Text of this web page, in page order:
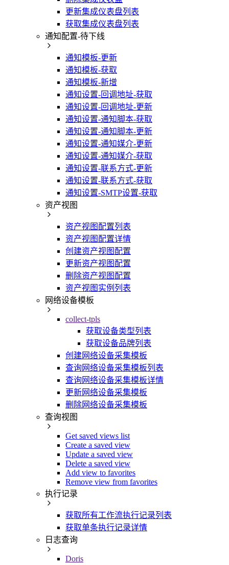
更新集成仪表盘列表
获取集成仪表盘列表
通知配置-待下线
通知模板-更新
通知模板-获取
通知模板-新增
通知设置-回调地址-获取
通知设置-回调地址-更新
通知设置-通知脚本-获取
通知设置-通知脚本-更新
通知设置-通知媒介-更新
通知设置-通知媒介-获取
通知设置-联系方式-更新
通知设置-联系方式-获取
通知设置-SMTP设置-获取
资产视图
资产视图配置列表
资产视图配置详情
创建资产视图配置
更新资产视图配置
删除资产视图配置
资产视图实例列表
网络设备模板
collect-tpls
获取设备类型列表
获取设备品牌列表
创建网络设备采集模板
查询网络设备采集模板列表
查询网络设备采集模板详情
更新网络设备采集模板
删除网络设备采集模板
查询视图
Get saved views list
Create a saved view
Update a saved view
Delete a saved view
Add view to favorites
Remove view from favorites
执行记录
获取所有工作流执行记录列表
获取单条执行记录详情
日志查询
Doris